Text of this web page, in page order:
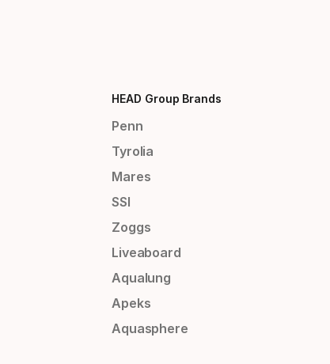
HEAD Group Brands
Penn
Tyrolia
Mares
SSI
Zoggs
Liveaboard
Aqualung
Apeks
Aquasphere